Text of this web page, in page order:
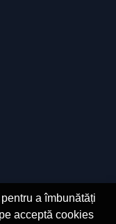
a îmbunătăți
acceptă cookies